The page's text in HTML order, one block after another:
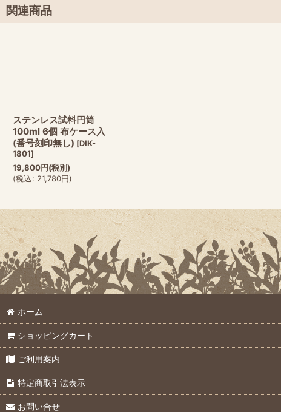
関連商品
ステンレス試料円筒
100ml 6個 布ケース入
(番号刻印無し) [DIK-
1801]
19,800円(税別)
(税込: 21,780円)
ホーム
ショッピングカート
ご利用案内
特定商取引法表示
お問い合せ